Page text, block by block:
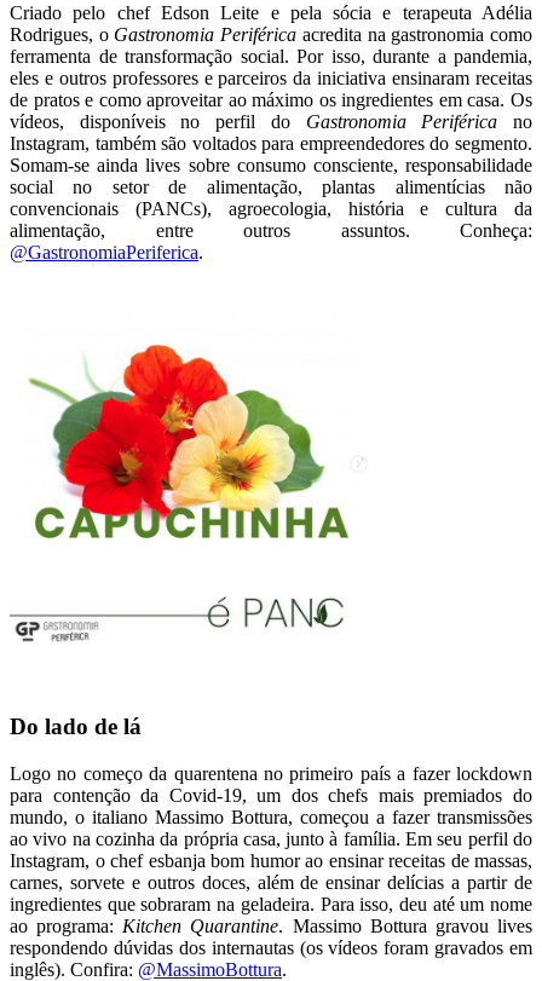
Criado pelo chef Edson Leite e pela sócia e terapeuta Adélia
Rodrigues, o Gastronomia Periférica acredita na gastronomia como
ferramenta de transformação social. Por isso, durante a pandemia,
eles e outros professores e parceiros da iniciativa ensinaram receitas
de pratos e como aproveitar ao máximo os ingredientes em casa. Os
vídeos, disponíveis no perfil do Gastronomia Periférica no
Instagram, também são voltados para empreendedores do segmento.
Somam-se ainda lives sobre consumo consciente, responsabilidade
social no setor de alimentação, plantas alimentícias não
convencionais (PANCs), agroecologia, história e cultura da
alimentação, entre outros assuntos. Conheça:
@GastronomiaPeriferica.
Do lado de lá
Logo no começo da quarentena no primeiro país a fazer lockdown
para contenção da Covid-19, um dos chefs mais premiados do
mundo, o italiano Massimo Bottura, começou a fazer transmissões
ao vivo na cozinha da própria casa, junto à família. Em seu perfil do
Instagram, o chef esbanja bom humor ao ensinar receitas de massas,
carnes, sorvete e outros doces, além de ensinar delícias a partir de
ingredientes que sobraram na geladeira. Para isso, deu até um nome
ao programa: Kitchen Quarantine. Massimo Bottura gravou lives
respondendo dúvidas dos internautas (os vídeos foram gravados em
inglês). Confira: @MassimoBottura.